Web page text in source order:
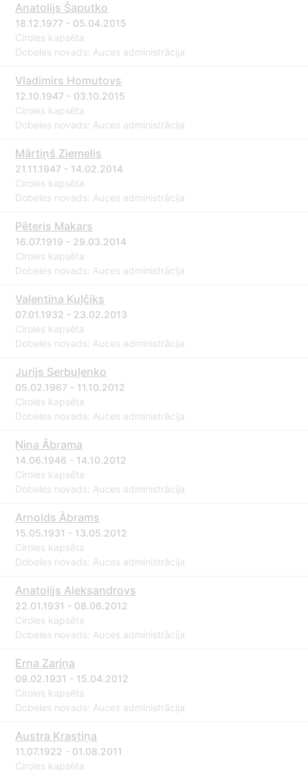
Anatolijs Šaputko
18.12.1977 - 05.04.2015
Ciroles kapsēta
Dobeles novads: Auces administrācija
Vladimirs Homutovs
12.10.1947 - 03.10.2015
Ciroles kapsēta
Dobeles novads: Auces administrācija
Mārtiņš Ziemelis
21.11.1947 - 14.02.2014
Ciroles kapsēta
Dobeles novads: Auces administrācija
Pēteris Makars
16.07.1919 - 29.03.2014
Ciroles kapsēta
Dobeles novads: Auces administrācija
Valentina Kuļčiks
07.01.1932 - 23.02.2013
Ciroles kapsēta
Dobeles novads: Auces administrācija
Jurijs Serbuļenko
05.02.1967 - 11.10.2012
Ciroles kapsēta
Dobeles novads: Auces administrācija
Ņina Ābrama
14.06.1946 - 14.10.2012
Ciroles kapsēta
Dobeles novads: Auces administrācija
Arnolds Ābrams
15.05.1931 - 13.05.2012
Ciroles kapsēta
Dobeles novads: Auces administrācija
Anatolijs Aleksandrovs
22.01.1931 - 08.06.2012
Ciroles kapsēta
Dobeles novads: Auces administrācija
Erna Zariņa
09.02.1931 - 15.04.2012
Ciroles kapsēta
Dobeles novads: Auces administrācija
Austra Krastiņa
11.07.1922 - 01.08.2011
Ciroles kapsēta